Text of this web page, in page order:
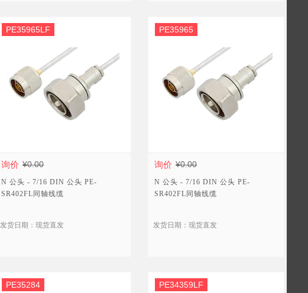
询价 ¥0.00
PE35965LF
N 公头 - 7/16 DIN 公头 PE-
SR402FL同轴线缆
发货日期：现货直发
询价 ¥0.00
PE35965
N 公头 - 7/16 DIN 公头 PE-
SR402FL同轴线缆
发货日期：现货直发
PE35284 PE34359LF